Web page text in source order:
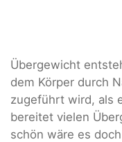
Übergewicht
dem Körper durch
zugeführt wird, als
bereitet vielen
schön wäre es